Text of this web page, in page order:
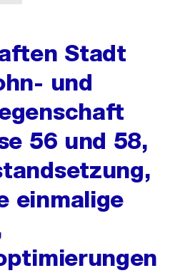
Stadt
und
56 und 58,
einmalige